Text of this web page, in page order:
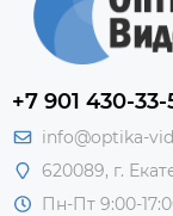
+7 901 430-33-
info@optika-
620089, г.
Пн-Пт 9:00-